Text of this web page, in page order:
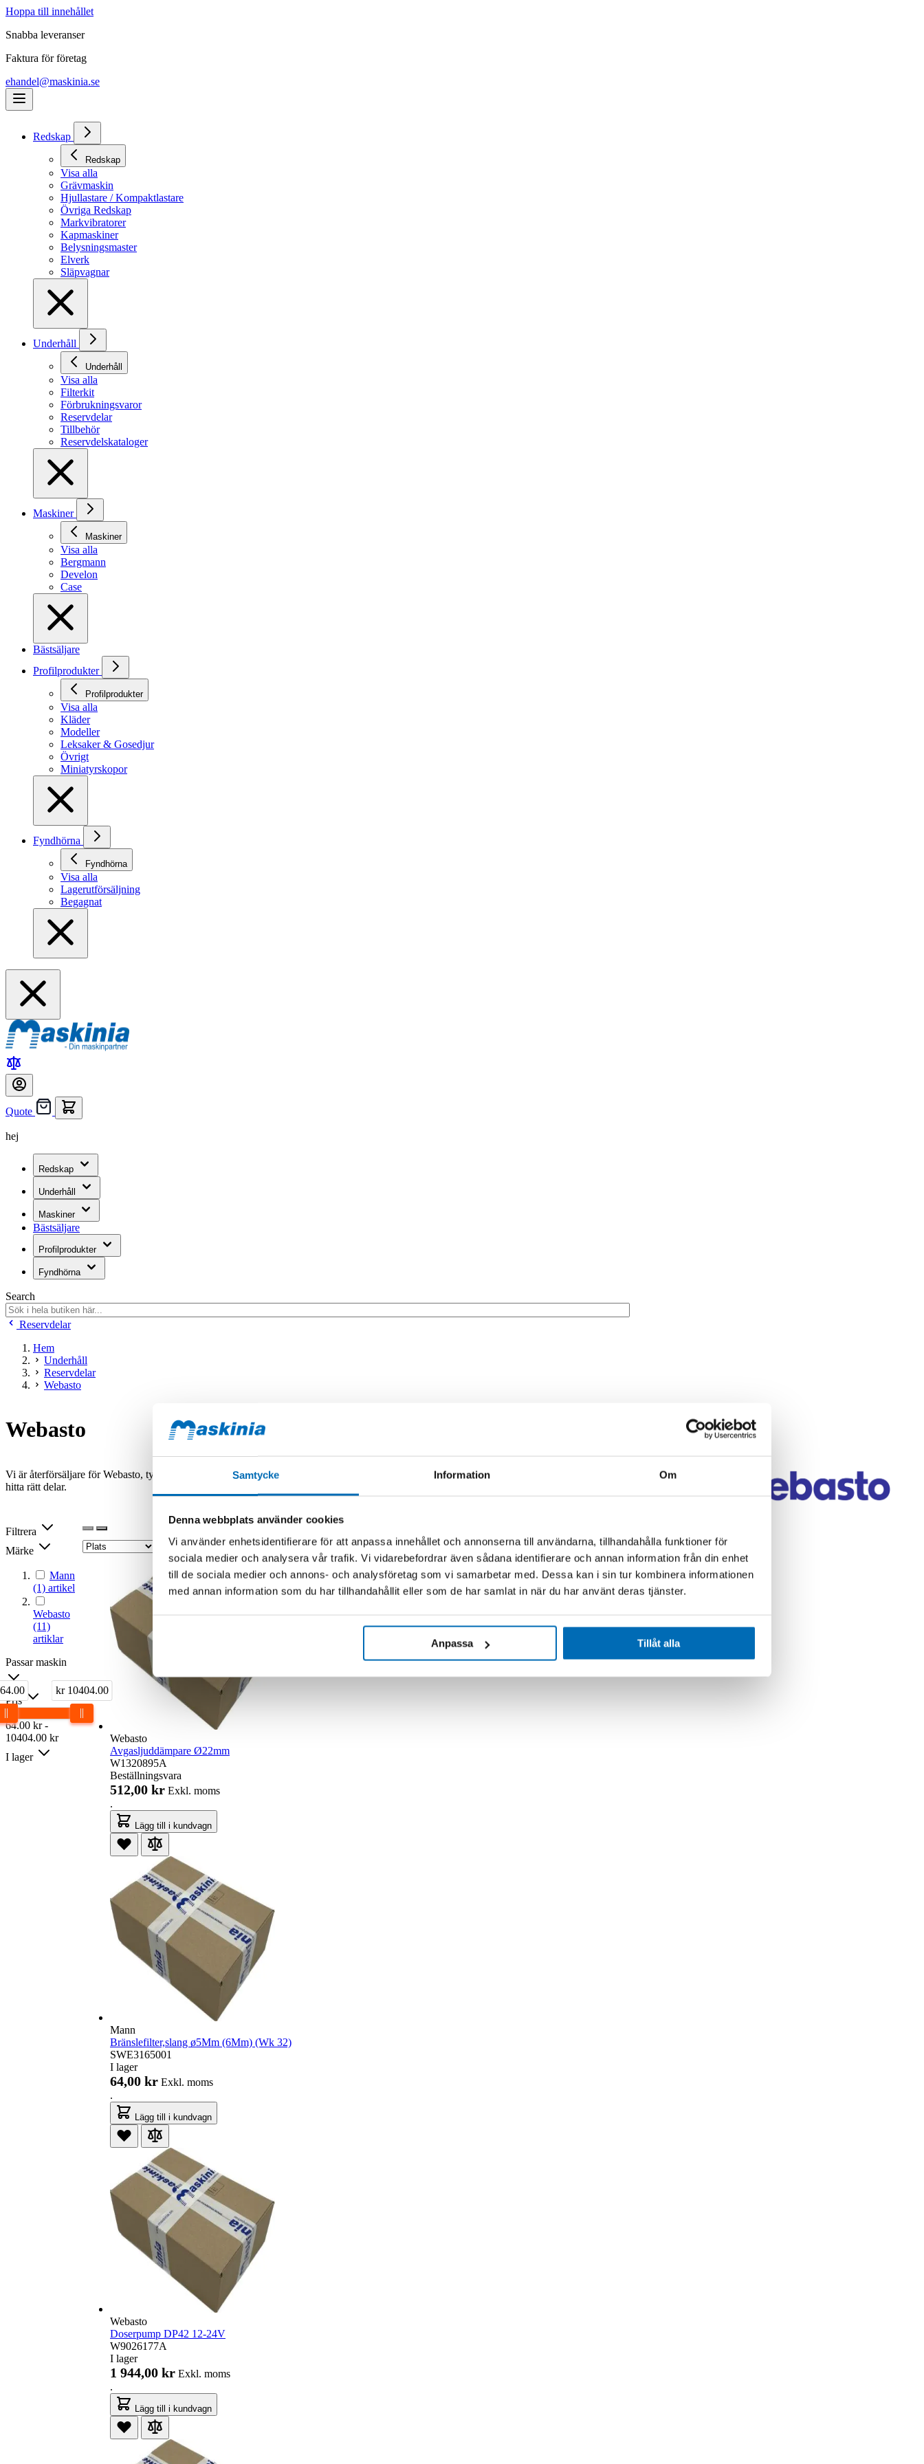
Samtycke Information Om
Denna webbplats använder cookies
Vi använder enhetsidentifierare för att anpassa innehållet och annonserna till användarna, tillhandahålla funktioner för
sociala medier och analysera vår trafik. Vi vidarebefordrar även sådana identifierare och annan information från din enhet
till de sociala medier och annons- och analysföretag som vi samarbetar med. Dessa kan i sin tur kombinera informationen
med annan information som du har tillhandahållit eller som de har samlat in när du har använt deras tjänster.
Anpassa Tillåt alla
Hoppa till innehållet
Snabba leveranser
Faktura för företag
ehandel@maskinia.se
Redskap
Redskap
Visa alla
Grävmaskin
Hjullastare / Kompaktlastare
Övriga Redskap
Markvibratorer
Kapmaskiner
Belysningsmaster
Elverk
Släpvagnar
Underhåll
Underhåll
Visa alla
Filterkit
Förbrukningsvaror
Reservdelar
Tillbehör
Reservdelskataloger
Maskiner
Maskiner
Visa alla
Bergmann
Develon
Case
Bästsäljare
Profilprodukter
Profilprodukter
Visa alla
Kläder
Modeller
Leksaker & Gosedjur
Övrigt
Miniatyrskopor
Fyndhörna
Fyndhörna
Visa alla
Lagerutförsäljning
Begagnat
Quote
hej
Redskap
Underhåll
Maskiner
Bästsäljare
Profilprodukter
Fyndhörna
Search
Reservdelar
Hem
Underhåll
Reservdelar
Webasto
Webasto
Vi är återförsäljare för Webasto, tyvärr har vi inte dessa artiklar upplagda i vår e-handel med kontakta oss påreservdelar@maskinia.se
för pris eller hjälp att
hitta rätt delar.
Filtrera
Märke
Mann
(1) artikel
Webasto
(11)
artiklar
Passar maskin
Pris
kr 10404.00
64.00 kr -
10404.00 kr
I lager
Webasto
Avgasljuddämpare Ø22mm
W1320895A
Beställningsvara
512,00 kr Exkl. moms
.
Lägg till i kundvagn
Mann
Bränslefilter,slang ø5Mm (6Mm) (Wk 32)
SWE3165001
I lager
64,00 kr Exkl. moms
.
Lägg till i kundvagn
Webasto
Doserpump DP42 12-24V
W9026177A
I lager
1 944,00 kr Exkl. moms
.
Lägg till i kundvagn